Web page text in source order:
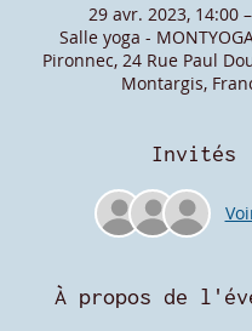
29 avr. 2023, 14:00
Salle yoga -
Pironnec, 24 Rue Paul
Montargis,
Invités
À propos de